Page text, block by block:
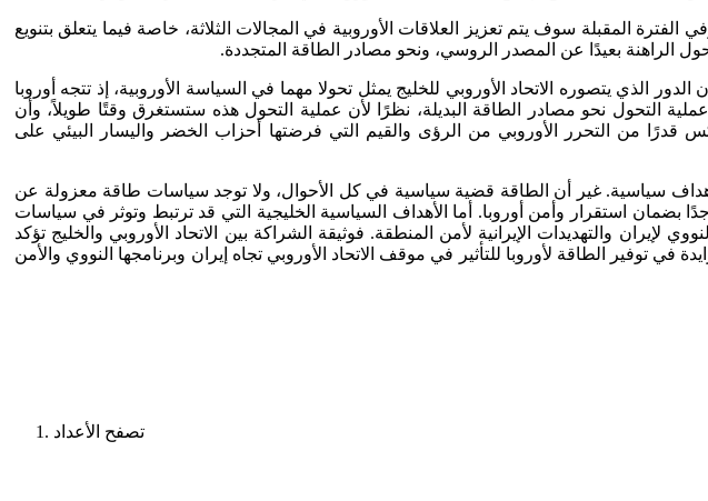
المقبلة سوف يتم تعزيز العلاقات الأوروبية في المجالات الثلاثة، خاصة فيما يتعلق بتنويع
الراهنة بعيدًا عن المصدر الروسي، ونحو مصادر الطاقة المتجددة.
الذي يتصوره الاتحاد الأوروبي للخليج يمثل تحولا مهما في السياسة الأوروبية، إذ تتجه أوروبا
التحول نحو مصادر الطاقة البديلة، نظرًا لأن عملية التحول هذه ستستغرق وقتًا طويلاً، وأن
قدرًا من التحرر الأوروبي من الرؤى والقيم التي فرضتها أحزاب الخضر واليسار البيئي على
سياسية. غير أن الطاقة قضية سياسية في كل الأحوال، ولا توجد سياسات طاقة معزولة عن
استقرار وأمن أوروبا. أما الأهداف السياسية الخليجية التي قد ترتبط وتوثر في سياسات
والتهديدات الإيرانية لأمن المنطقة. فوثيقة الشراكة بين الاتحاد الأوروبي والخليج تؤكد
في توفير الطاقة لأوروبا للتأثير في موقف الاتحاد الأوروبي تجاه إيران وبرنامجها النووي والأمن
تصفح الأعداد